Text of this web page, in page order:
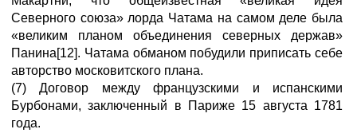
Северного союза» лорда Чатама на самом деле была
«великим планом объединения северных держав»
Панина[12]. Чатама обманом побудили приписать себе
авторство московитского плана.
(7) Договор между французскими и испанскими
Бурбонами, заключенный в Париже 15 августа 1781
года.